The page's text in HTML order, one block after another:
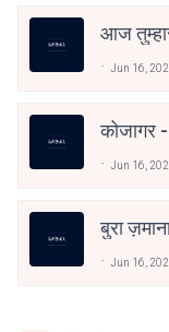
आज
Jun 16,
कोजागर
Jun 16,
बुरा
Jun 16,